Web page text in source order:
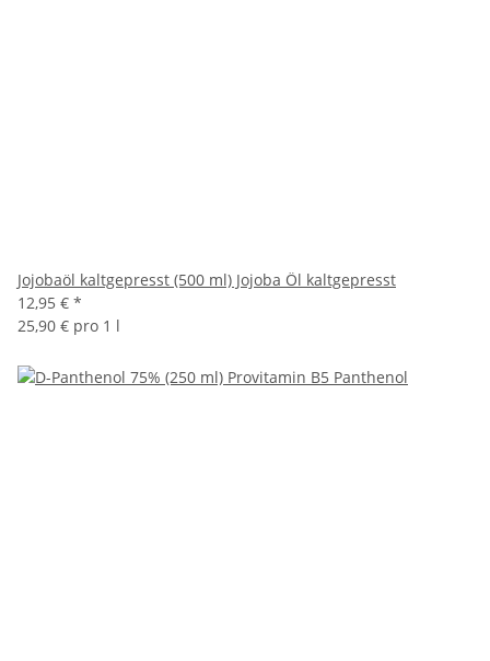
Jojobaöl kaltgepresst (500 ml) Jojoba Öl kaltgepresst
12,95 € *
25,90 € pro 1 l